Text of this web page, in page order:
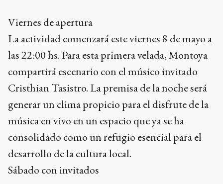
Viernes de apertura
La actividad comenzará este viernes 8 de mayo a
las 22:00 hs. Para esta primera velada, Montoya
compartirá escenario con el músico invitado
Cristhian Tasistro. La premisa de la noche será
generar un clima propicio para el disfrute de la
música en vivo en un espacio que ya se ha
consolidado como un refugio esencial para el
desarrollo de la cultura local.
Sábado con invitados